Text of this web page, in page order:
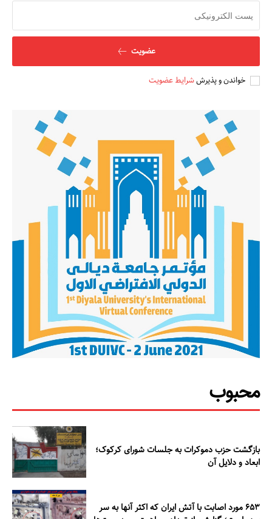
مطالعات عراق
تماس با ما
عضویت
خواندن و پذیرششرایط عضویت
محبوب
بازگشت حزب دموکرات به جلسات شورای کرکوک؛
ابعاد و دلایل آن
۶۵۳ مورد اصابت با آتش ایران که اکثر آنها به سر